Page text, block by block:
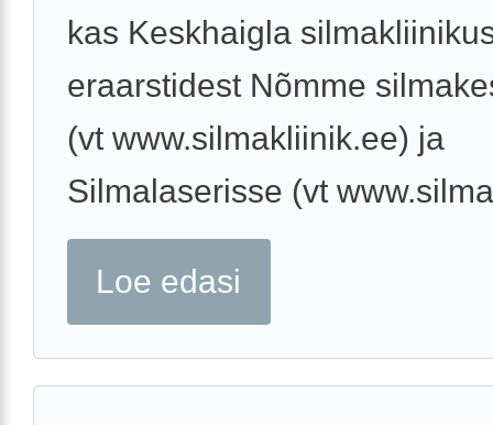
kas Keskhaigla
eraarstidest Nõmme
(vt www.silmakliinik.ee) ja
Silmalaserisse (vt
Loe edasi